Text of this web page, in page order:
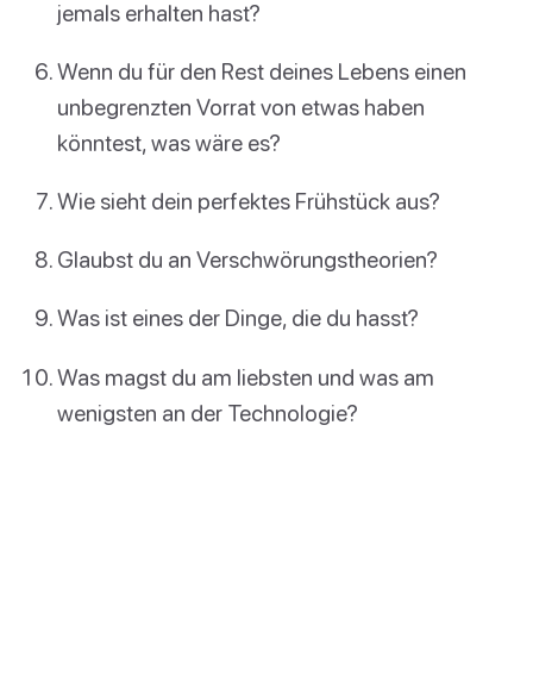
jemals erhalten hast?
Wenn du für den Rest deines Lebens einen
unbegrenzten Vorrat von etwas haben
könntest, was wäre es?
Wie sieht dein perfektes Frühstück aus?
Glaubst du an Verschwörungstheorien?
Was ist eines der Dinge, die du hasst?
Was magst du am liebsten und was am
wenigsten an der Technologie?